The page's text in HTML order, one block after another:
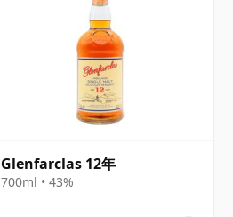
Glenfarclas 12年
700ml • 43%